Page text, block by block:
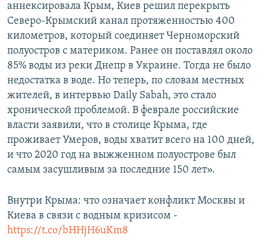
аннексировала Крым, Киев решил перекрыть
Северо-Крымский канал протяженностью 400
километров, который соединяет Черноморский
полуостров с материком. Ранее он поставлял около
85% воды из реки Днепр в Украине. Тогда не было
недостатка в воде. Но теперь, по словам местных
жителей, в интервью Daily Sabah, это стало
хронической проблемой. В феврале российские
власти заявили, что в столице Крыма, где
проживает Умеров, воды хватит всего на 100 дней,
и что 2020 год на выжженном полуострове был
самым засушливым за последние 150 лет».
Внутри Крыма: что означает конфликт Москвы и
Киева в связи с водным кризисом -
https://t.co/bHHjH6uKm8